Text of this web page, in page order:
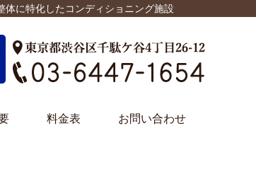
体に特化したコンディショニング施設
料金表 お問い合わせ